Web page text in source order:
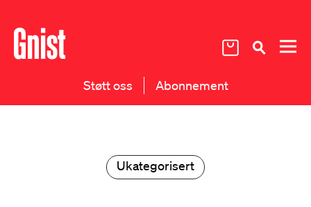
Støtt oss Abonnement
Ukategorisert